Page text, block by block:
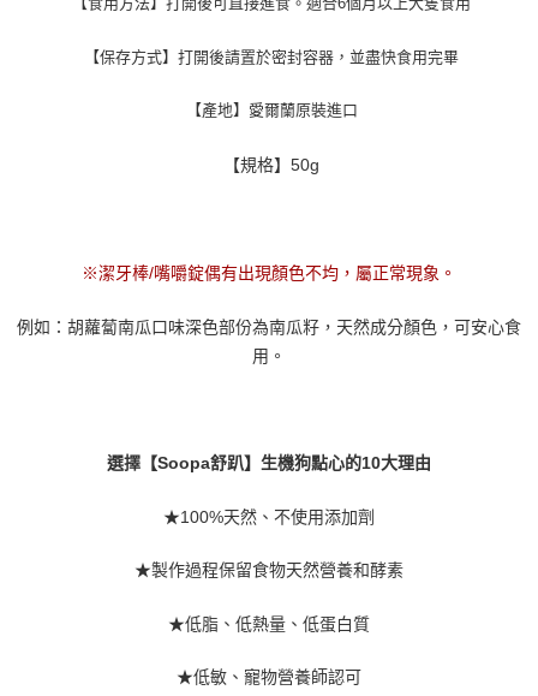
【保存方式】打開後請置於密封容器，並盡快食用完畢
【產地】愛爾蘭原裝進口
【規格】50g
※潔牙棒/嘴嚼錠偶有出現顏色不均，屬正常現象。
例如：胡蘿蔔南瓜口味深色部份為南瓜籽，天然成分顏色，可安心食
用。
選擇【Soopa舒趴】生機狗點心的10大理由
★100%天然、不使用添加劑
★製作過程保留食物天然營養和酵素
★低脂、低熱量、低蛋白質
★低敏、寵物營養師認可